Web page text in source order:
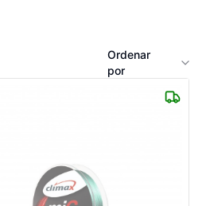
Ordenar
por